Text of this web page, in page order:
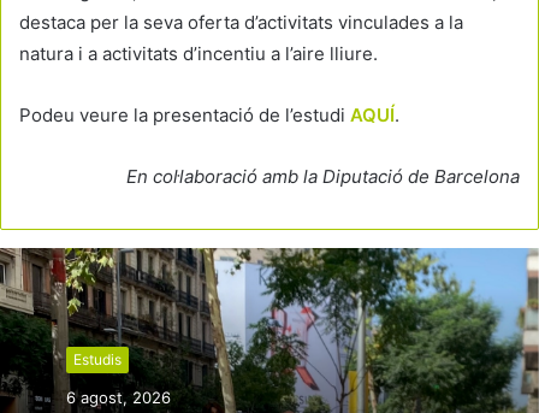
destaca per la seva oferta d’activitats vinculades a la
natura i a activitats d’incentiu a l’aire lliure.
Podeu veure la presentació de l’estudi AQUÍ.
En col·laboració amb la Diputació de Barcelona
Estudis
6 agost, 2026